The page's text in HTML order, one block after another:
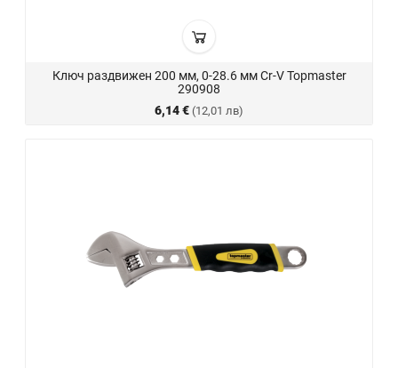
Ключ раздвижен 200 мм, 0-28.6 мм Cr-V Topmaster
290908
6,14 € (12,01 лв)